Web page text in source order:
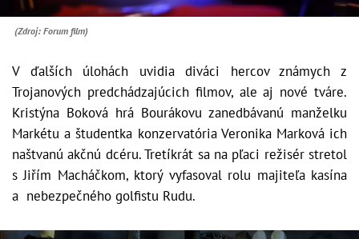
(Zdroj: Forum film)
V ďalších úlohách uvidia diváci hercov známych z
Trojanových predchádzajúcich filmov, ale aj nové tváre.
Kristýna Boková hrá Bourákovu zanedbávanú manželku
Markétu a študentka konzervatória Veronika Marková ich
naštvanú akčnú dcéru. Tretíkrát sa na pľaci režisér stretol
s Jiřím Macháčkom, ktorý vyfasoval rolu majiteľa kasína
a nebezpečného golfistu Rudu.